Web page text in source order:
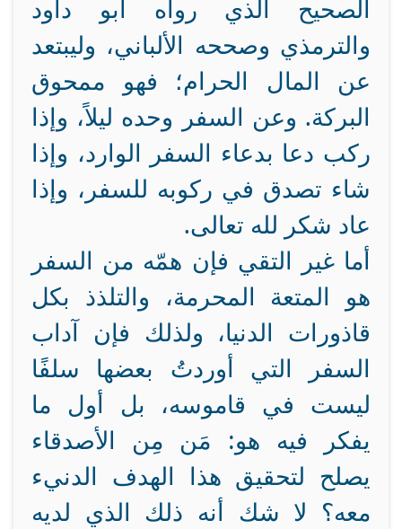
الصحيح الذي رواه أبو داود
والترمذي وصححه الألباني، وليبتعد
عن المال الحرام؛ فهو ممحوق
البركة. وعن السفر وحده ليلاً، وإذا
ركب دعا بدعاء السفر الوارد، وإذا
شاء تصدق في ركوبه للسفر، وإذا
عاد شكر لله تعالى.
أما غير التقي فإن همّه من السفر
هو المتعة المحرمة، والتلذذ بكل
قاذورات الدنيا، ولذلك فإن آداب
السفر التي أوردتُ بعضها سلفًا
ليست في قاموسه، بل أول ما
يفكر فيه هو: مَن مِن الأصدقاء
يصلح لتحقيق هذا الهدف الدنيء
معه؟ لا شك أنه ذلك الذي لديه